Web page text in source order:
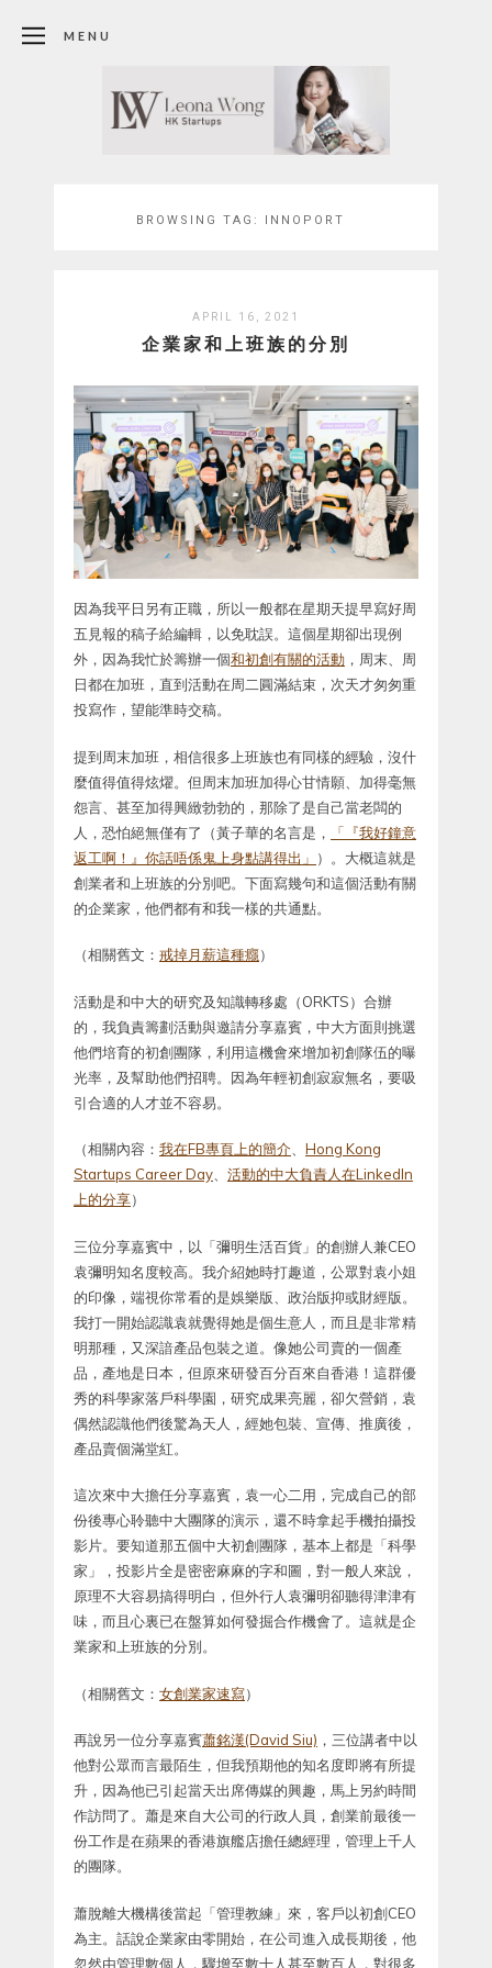
MENU
BROWSING TAG: INNOPORT
APRIL 16, 2021
企業家和上班族的分別
因為我平日另有正職，所以一般都在星期天提早寫好周
五見報的稿子給編輯，以免耽誤。這個星期卻出現例
外，因為我忙於籌辦一個和初創有關的活動 ，周末、周
日都在加班，直到活動在周二圓滿結束，次天才匆匆重
投寫作，望能準時交稿。
提到周末加班，相信很多上班族也有同樣的經驗，沒什
麼值得值得炫燿。但周末加班加得心甘情願、加得毫無
怨言、甚至加得興緻勃勃的，那除了是自己當老闆的
人，恐怕絕無僅有了（黃子華的名言是，
「『我好鐘意
返工啊！』你話唔係鬼上身點講得出」 ）。大概這就是
創業者和上班族的分別吧。下面寫幾句和這個活動有關
的企業家，他們都有和我一樣的共通點。
（相關舊文： 戒掉月薪這種癮）
活動是和中大的研究及知識轉移處（ORKTS）合辦
的，我負責籌劃活動與邀請分享嘉賓，中大方面則挑選
他們培育的初創團隊，利用這機會來增加初創隊伍的曝
光率，及幫助他們招聘。因為年輕初創寂寂無名，要吸
引合適的人才並不容易。
（相關內容： 我在FB專頁上的簡介
Hong Kong
Startups Career Day
活動的中大負責人在LinkedIn
上的分享）
三位分享嘉賓中，以「彌明生活百貨」的創辦人兼CEO
袁彌明知名度較高。我介紹她時打趣道，公眾對袁小姐
的印像，端視你常看的是娛樂版、政治版抑或財經版。
我打一開始認識袁就覺得她是個生意人，而且是非常精
明那種，又深諳產品包裝之道。像她公司賣的一個產
品，產地是日本，但原來研發百分百來自香港！這群優
秀的科學家落戶科學園，研究成果亮麗，卻欠營銷，袁
偶然認識他們後驚為天人，經她包裝、宣傳、推廣後，
產品賣個滿堂紅。
這次來中大擔任分享嘉賓，袁一心二用，完成自己的部
份後專心聆聽中大團隊的演示，還不時拿起手機拍攝投
影片。要知道那五個中大初創團隊，基本上都是「科學
家」，投影片全是密密麻麻的字和圖，對一般人來說，
原理不大容易搞得明白，但外行人袁彌明卻聽得津津有
味，而且心裏已在盤算如何發掘合作機會了。這就是企
業家和上班族的分別。
（相關舊文： 女創業家速寫）
再說另一位分享嘉賓蕭銘漢(David Siu) ，三位講者中以
他對公眾而言最陌生，但我預期他的知名度即將有所提
升，因為他已引起當天出席傳媒的興趣，馬上另約時間
作訪問了。蕭是來自大公司的行政人員，創業前最後一
份工作是在蘋果的香港旗艦店擔任總經理，管理上千人
的團隊。
蕭脫離大機構後當起「管理教練」來，客戶以初創CEO
為主。話說企業家由零開始，在公司進入成長期後，他
忽然由管理數個人，驟增至數十人甚至數百人，對很多